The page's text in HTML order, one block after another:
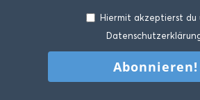
Hiermit akzeptierst du